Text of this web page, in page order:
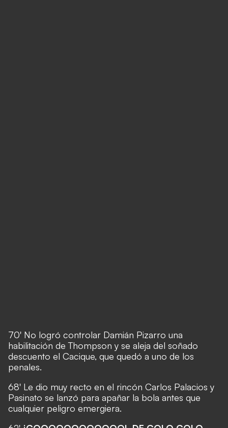
70' No logró controlar Damián Pizarro una
habilitación de Thompson y se aleja del soñado
descuento el Cacique, que quedó a uno de los
penales.
68' Le dio muy recto en el rincón Carlos Palacios y
Pasinato se lanzó para apañar la bola antes que
cualquier peligro emergiera.